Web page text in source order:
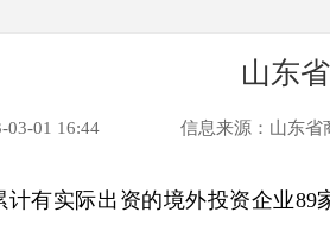
山东
03-01 16:44 信息来源：山东省
计有实际出资的境外投资企业